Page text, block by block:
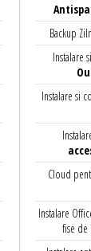
Backup
Instalare
Instalare si
Cloud
Instalare
fise de